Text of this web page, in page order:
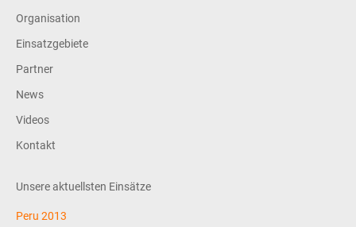
Organisation
Einsatzgebiete
Partner
News
Videos
Kontakt
Unsere aktuellsten Einsätze
Peru 2013